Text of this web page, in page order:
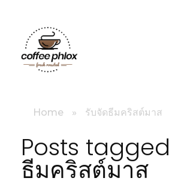
Home » รับจัดธีมคริสต์มาส
Posts
ธีมคริสต์มาส